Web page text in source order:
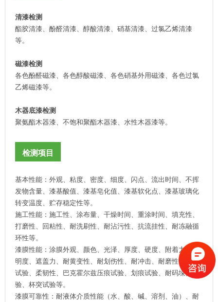
清漆检测
酯胶清漆、酚醛清漆、醇酸清漆、硝基清漆、过氯乙烯清漆
等。
磁漆检测
各色酚醛磁漆、各色醇酸磁漆、各色硝基外用磁漆、各色过氯
乙烯磁漆等。
木器底漆检测
聚氨酯木器漆、不饱和聚酯木器漆、水性木器漆等。
检测项目
基本性能：外观、粘度、密度、细度、闪点、流出时间、不挥
发物含量、漆基酸值、漆基皂化值、漆基软化点、漆基玻璃化
转变温度、贮存稳定性等。
施工性能：施工性、涂布量、干燥时间、重涂时间、填充性、
打磨性、回粘性、耐洗刷性、耐沾污性、抗流挂性、耐冻融循
环性等。
漆膜性能：涂膜外观、颜色、光泽、厚度、硬度、附着力、透
明度、遮盖力、耐黄变性、耐划伤性、耐冲击、耐磨性、弯曲
试验、柔韧性、巴克霍尔兹压痕试验、划痕试验、耐码垛性试
验、杯突试验等。
漆膜可靠性：耐液体介质性能（水、酸、碱、溶剂、油）、耐